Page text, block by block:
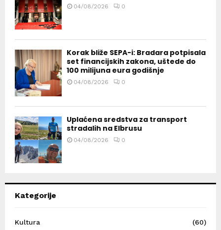
04/08/2026 0
Korak bliže SEPA-i: Bradara potpisala
set financijskih zakona, uštede do
100 milijuna eura godišnje
04/08/2026 0
Uplaćena sredstva za transport
stradalih na Elbrusu
04/08/2026 0
Kategorije
Kultura
(60)